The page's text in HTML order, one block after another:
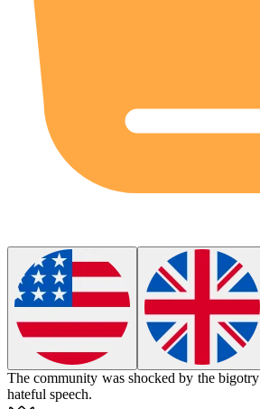
The community was shocked by the bigotry
hateful speech.